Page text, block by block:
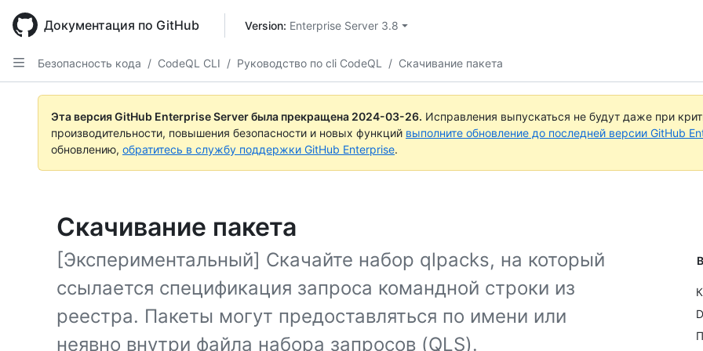
main
content
Документация по GitHub Version: Enterprise Server 3.8
Безопасность кода / CodeQL CLI / Руководство по cli CodeQL / Скачивание пакета
Эта версия GitHub Enterprise Server была прекращена 2024-03-26. Исправления выпускаться не будут даже при
производительности, повышения безопасности и новых функций выполните обновление до последней версии GitHub
обновлению, обратитесь в службу поддержки GitHub Enterprise.
Скачивание пакета
[Экспериментальный] Скачайте набор qlpacks, на который
ссылается спецификация запроса командной строки из
реестра. Пакеты могут предоставляться по имени или
неявно внутри файла набора запросов (QLS).